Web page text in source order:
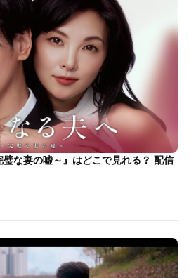
璧な妻の嘘～』はどこで見れる？ 配信